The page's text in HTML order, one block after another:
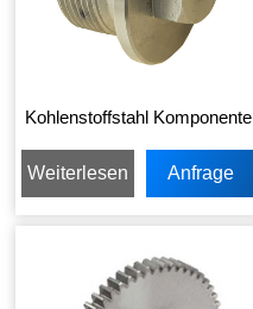
Kohlenstoffstahl Komponente
Weiterlesen Anfrage
senden